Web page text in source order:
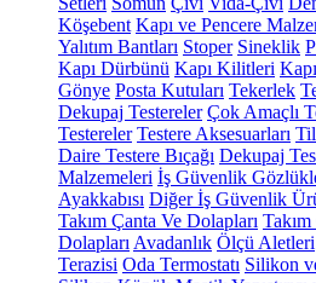
Köşebent Kapı ve Pencere
Yalıtım Bantları Stoper Sineklik
Kapı Dürbünü Kapı Kilitleri
Gönye Posta Kutuları Tekerlek
Dekupaj Testereler Çok Amaçlı
Testereler Testere Aksesuarları
Daire Testere Bıçağı Dekupaj
Malzemeleri İş Güvenlik
Ayakkabısı Diğer İş Güvenlik
Takım Çanta Ve Dolapları Takım
Dolapları Avadanlık Ölçü Aletleri
Terazisi Oda Termostatı Silikon